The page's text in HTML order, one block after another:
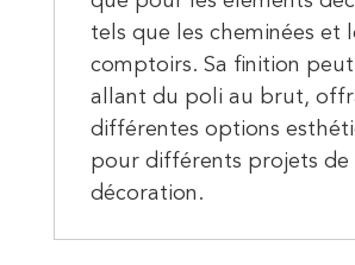
tels que les cheminées et
comptoirs. Sa finition peut
allant du poli au brut,
différentes options
pour différents projets de
décoration.